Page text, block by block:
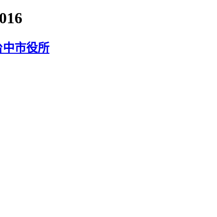
中市役所